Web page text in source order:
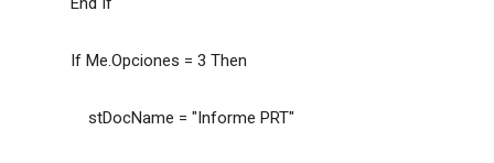
If Me.Opciones = 3 Then
stDocName = "Informe PRT"